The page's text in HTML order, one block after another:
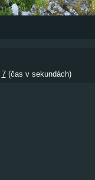
7(čas v sekundách)